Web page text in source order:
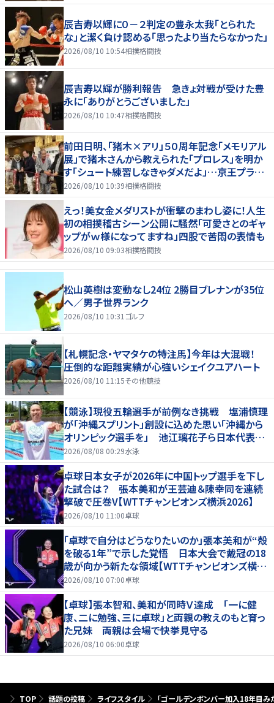
辰吉寿以輝に０－２判定の豊永太我「とられた
な」と潔く負け認める「思ったより当たらなかった」
2026/08/10 10:54相撲格闘技
辰吉寿以輝が勝利報告 急きょ対戦が受けた豊
永に「ありがとうございました」
2026/08/10 10:47相撲格闘技
前田日明、「猪木×アリ」５０周年記念「メモリアル
展」で猪木さんから教えられた「プロレス」を明か
す「シュート練習しなきゃダメだよ」…京王プラザ
ホテルで３１日まで
2026/08/10 10:39相撲格闘技
えっ！美女金メダリストが衝撃のまわし姿に！人生
初の相撲稽古シーン公開に騒然「可愛さとのギャ
ップがｗ様になってますね」四股で苦悶の表情も
2026/08/10 09:03相撲格闘技
松山英樹は変動なし24位 2勝目ブレナンが35位
へ／男子世界ランク
2026/08/10 10:31 ゴルフ
【札幌記念・ヤマタケの特注馬】今年は大混戦！
圧倒的な距離実績が心強いシェイクユアハート
2026/08/10 11:15その他競技
【競泳】現役五輪選手が前例なき挑戦 塩浦慎理
が「沖縄スプリント」創設に込めた思い「沖縄から
オリンピック選手を」 池江璃花子ら日本代表も
参戦
2026/08/08 00:29水泳
卓球日本女子が2026年に中国トップ選手を下し
た試合は？ 張本美和が王芸迪＆陳幸同を連続
撃破で圧巻V【WTTチャンピオンズ横浜2026】
2026/08/10 11:00卓球
「卓球で自分はどうなりたいのか」張本美和が“殻
を破る1年”で示した覚悟 日本大会で戴冠の18
歳が向かう新たな領域【WTTチャンピオンズ横浜
2026】
2026/08/10 07:00卓球
【卓球】張本智和、美和が同時Ｖ達成 「一に健
康、二に勉強、三に卓球」と両親の教えのもと育っ
た兄妹 両親は会場で快挙見守る
2026/08/10 06:00卓球
TOP 話題の投稿 ライフスタイル 「ゴールデンボンバー加入18年目み